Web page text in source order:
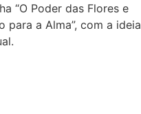
“O Poder das Flores e
para a Alma”, com a ideia